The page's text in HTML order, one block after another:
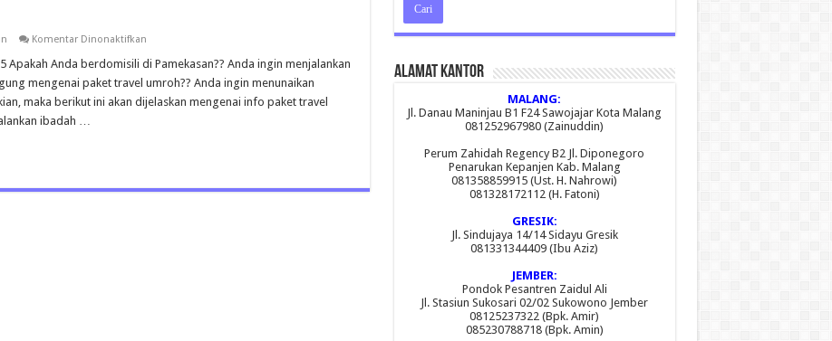
Komentar Dinonaktifkanpada
Pamekasan
Apakah Anda berdomisili di Pamekasan?? Anda ingin menjalankan
mengenai paket travel umroh?? Anda ingin menunaikan
maka berikut ini akan dijelaskan mengenai info paket travel
ibadah …
Alamat Kantor
MALANG:
Jl. Danau Maninjau B1 F24 Sawojajar Kota Malang
081252967980 (Zainuddin)
Perum Zahidah Regency B2 Jl. Diponegoro
Penarukan Kepanjen Kab. Malang
081358859915 (Ust. H. Nahrowi)
081328172112 (H. Fatoni)
GRESIK:
Jl. Sindujaya 14/14 Sidayu Gresik
081331344409 (Ibu Aziz)
JEMBER:
Pondok Pesantren Zaidul Ali
Jl. Stasiun Sukosari 02/02 Sukowono Jember
08125237322 (Bpk. Amir)
085230788718 (Bpk. Amin)